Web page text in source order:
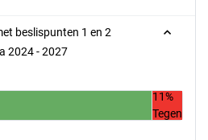
beslispunten 1 en 2
2024 - 2027
11%
Tegen